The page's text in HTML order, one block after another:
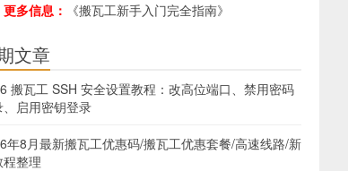
多信息：
《搬瓦工新手入门完全指南》
文章
搬瓦工 SSH 安全设置教程：改高位端口、禁用密码
、启用密钥登录
年8月最新搬瓦工优惠码/搬瓦工优惠套餐/高速线路/新
整理